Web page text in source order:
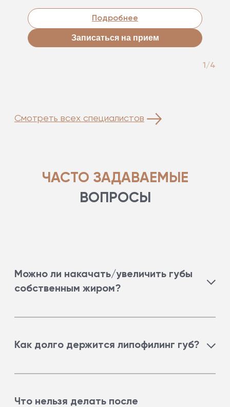
Подробнее
Записаться на прием
1/4
Смотреть всех специалистов
ЧАСТО ЗАДАВАЕМЫЕ
ВОПРОСЫ
Можно ли накачать/увеличить губы
собственным жиром?
собственного жира.
Как долго держится липофилинг губ?
В дальнейшем порядка 40% введенного жира
Что нельзя делать после